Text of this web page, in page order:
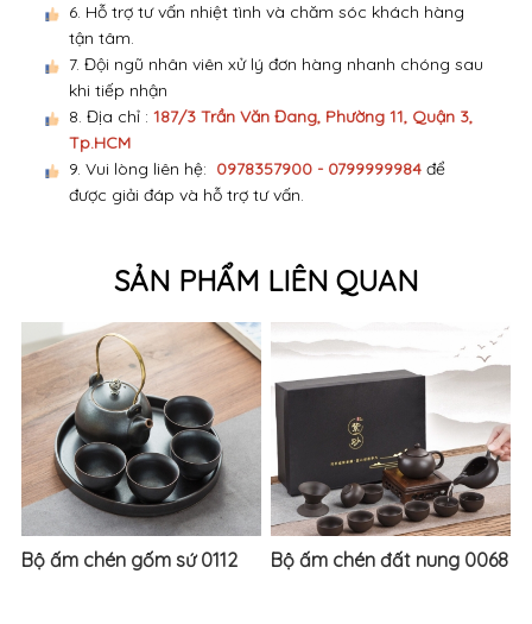
6. Hỗ trợ tư vấn nhiệt tình và chăm sóc khách hàng
tận tâm.
7. Đội ngũ nhân viên xử lý đơn hàng nhanh chóng sau
khi tiếp nhận
8. Địa chỉ : 187/3 Trần Văn Đang, Phường 11, Quận 3,
Tp.HCM
9. Vui lòng liên hệ: 0978357900 - 0799999984 để
được giải đáp và hỗ trợ tư vấn.
SẢN PHẨM LIÊN QUAN
Bộ ấm chén gốm sứ 0112 Bộ ấm chén đất nung 0068